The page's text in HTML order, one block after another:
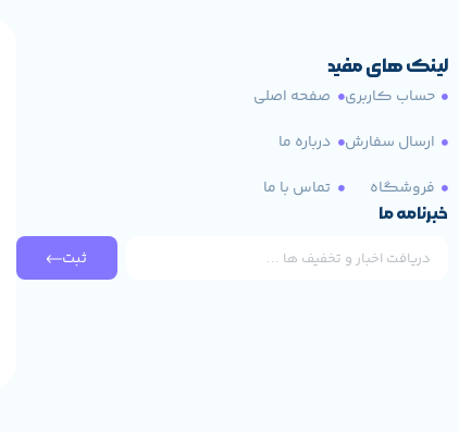
لینک های مفید
حساب کاربری
ارسال سفارش
فروشگاه
صفحه اصلی
درباره ما
تماس با ما
خبرنامه ما
ثبت